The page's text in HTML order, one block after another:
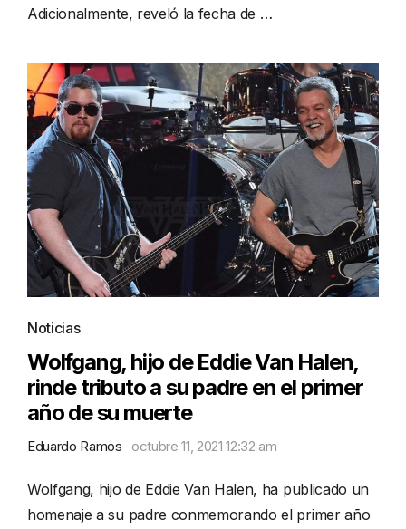
Adicionalmente, reveló la fecha de …
Noticias
Wolfgang, hijo de Eddie Van Halen,
rinde tributo a su padre en el primer
año de su muerte
Eduardo Ramos octubre 11, 2021 12:32 am
Wolfgang, hijo de Eddie Van Halen, ha publicado un
homenaje a su padre conmemorando el primer año